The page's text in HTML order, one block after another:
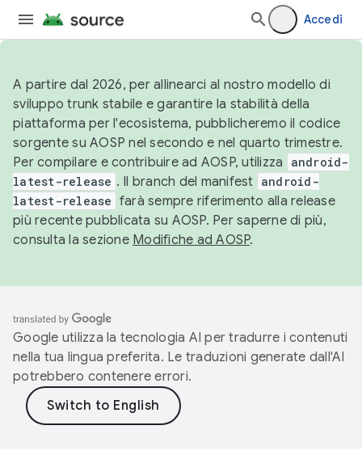
Accedi
A partire dal 2026, per allinearci al nostro modello di
sviluppo trunk stabile e garantire la stabilità della
piattaforma per l'ecosistema, pubblicheremo il codice
sorgente su AOSP nel secondo e nel quarto trimestre.
Per compilare e contribuire ad AOSP, utilizza
android-
latest-release . Il branch del manifest android-
latest-release farà sempre riferimento alla release
più recente pubblicata su AOSP. Per saperne di più,
consulta la sezione Modifiche ad AOSP.
Google utilizza la tecnologia AI per tradurre i contenuti
nella tua lingua preferita. Le traduzioni generate dall'AI
potrebbero contenere errori.